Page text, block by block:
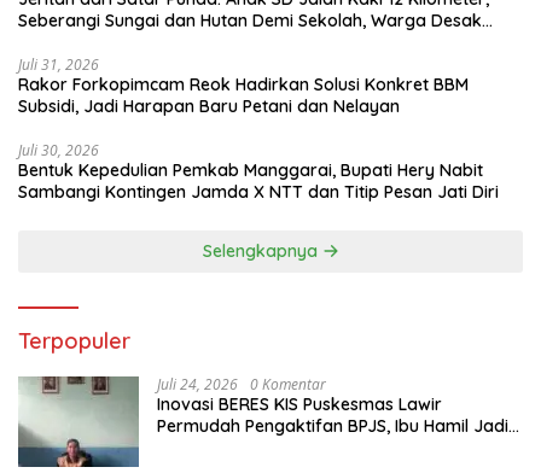
Seberangi Sungai dan Hutan Demi Sekolah, Warga Desak
Juli 31, 2026
Rakor Forkopimcam Reok Hadirkan Solusi Konkret BBM
Subsidi, Jadi Harapan Baru Petani dan Nelayan
Juli 30, 2026
Bentuk Kepedulian Pemkab Manggarai, Bupati Hery Nabit
Sambangi Kontingen Jamda X NTT dan Titip Pesan Jati Diri
Selengkapnya
Terpopuler
Juli 24, 2026 0 Komentar
Inovasi BERES KIS Puskesmas Lawir
Permudah Pengaktifan BPJS, Ibu Hamil Jadi